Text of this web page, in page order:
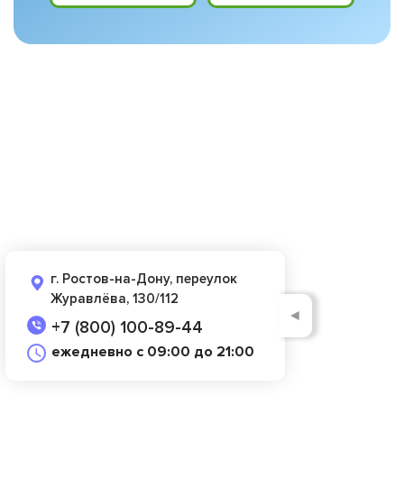
г. Ростов-на-Дону, переулок
Журавлёва, 130/112
+7 (800) 100-89-44
ежедневно с 09:00 до 21:00
◄